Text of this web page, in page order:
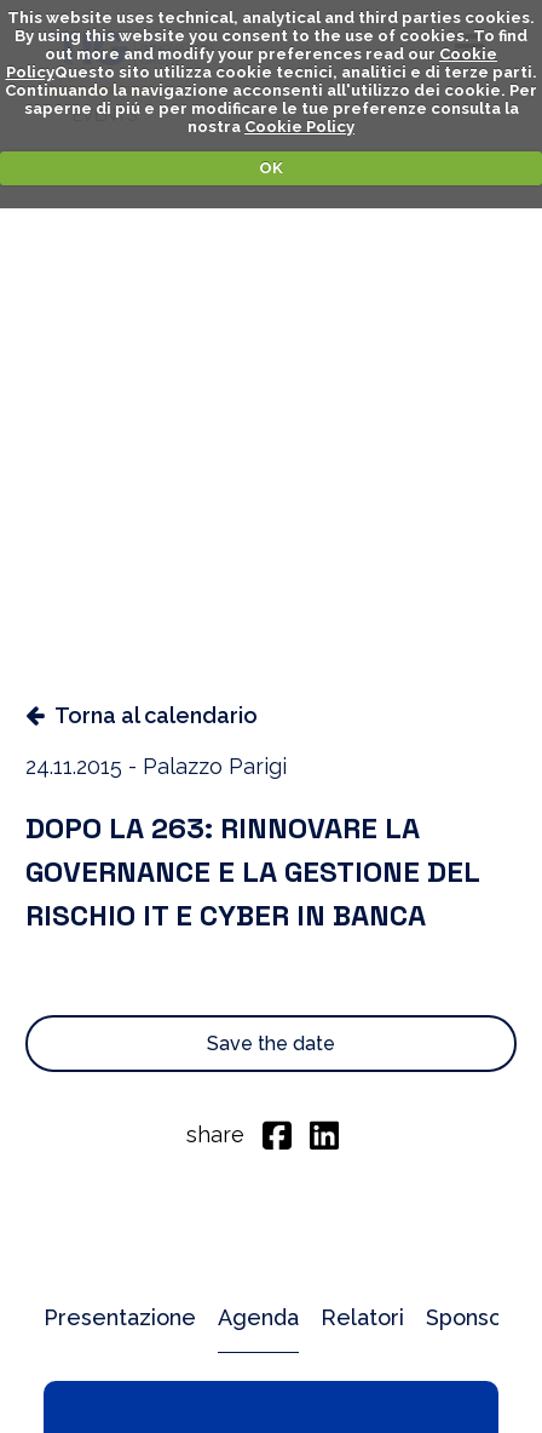
This website uses technical, analytical and third parties cookies.
By using this website you consent to the use of cookies. To find
out more and modify your preferences read our Cookie
PolicyQuesto sito utilizza cookie tecnici, analitici e di terze parti.
Continuando la navigazione acconsenti all'utilizzo dei cookie. Per
saperne di piú e per modificare le tue preferenze consulta la
nostra Cookie Policy
OK
EVENTS
Torna al calendario
24.11.2015 - Palazzo Parigi
DOPO LA 263: RINNOVARE LA
GOVERNANCE E LA GESTIONE DEL
RISCHIO IT E CYBER IN BANCA
Save the date
share
Presentazione Agenda Relatori Sponsor